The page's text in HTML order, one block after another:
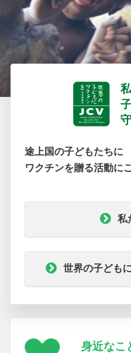
途上国の子どもたちに
ワクチンを贈る活動に
私
世界の子ども
身近なこ